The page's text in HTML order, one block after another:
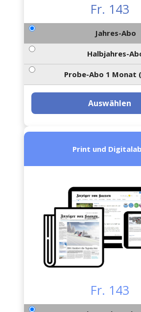
Fr. 143
Jahres-Abo
Halbjahres-
Probe-Abo 1 Monat
Auswählen
Print und
Fr. 143